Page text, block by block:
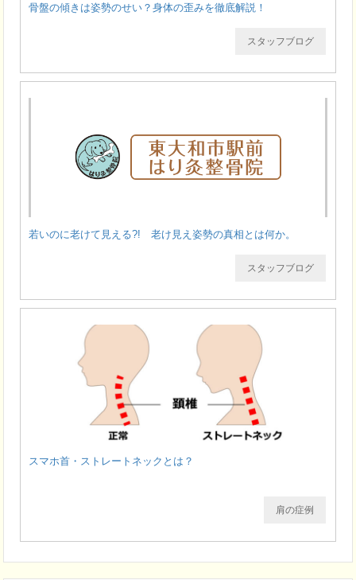
骨盤の傾きは姿勢のせい？身体の歪みを徹底解説！
スタッフブログ
若いのに老けて見える?! 老け見え姿勢の真相とは何か。
スタッフブログ
スマホ首・ストレートネックとは？
肩の症例